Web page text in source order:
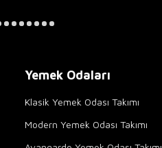
Yemek Odaları
Klasik Yemek Odası Takımı
Modern Yemek Odası Takımı